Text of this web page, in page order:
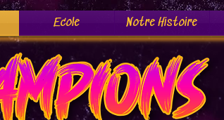
Ecole Notre Histoire